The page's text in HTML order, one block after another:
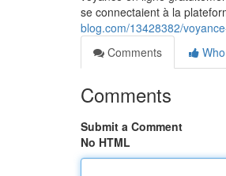
se connectaient à la
blog.com/13428382/
Comments
Comments
Submit a Comment
No HTML